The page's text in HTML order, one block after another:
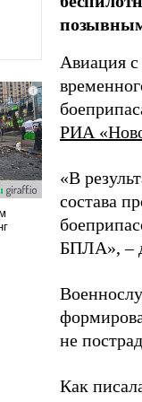
Авиация
РИА
«В
состава
БПЛА», –
не
Как